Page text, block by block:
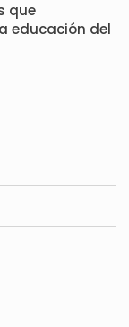
que
educación del